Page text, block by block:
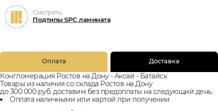
Смотреть
Подтипы SPC ламината
Оплата Доставка
Конгломерация Ростов на Дону - Аксай - Батайск
Товары из наличия со склада Ростов на Дону
до 300 000 руб. доставим без предоплаты на следующий день.
Оплата наличными или картой при получении